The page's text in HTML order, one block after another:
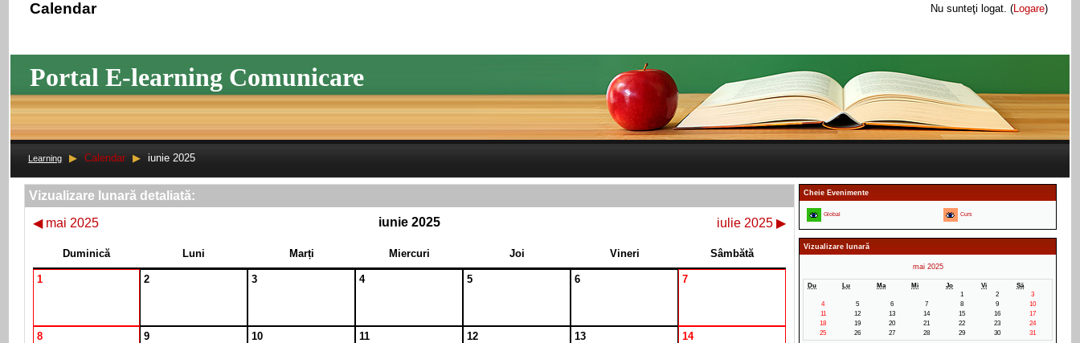
Calendar Nu sunteţi logat. (Logare)
Portal E-learning Comunicare
Learning ▶ Calendar ▶ iunie 2025
Vizualizare lunară detaliată:
◀mai 2025 iunie 2025 iulie 2025 ▶
Duminică Luni Marți Miercuri Joi Vineri Sâmbătă
1 2 3 4 5 6 7
8 9 10 11 12 13 14
Cheie Evenimente
Global Curs
Vizualizare lunară
mai 2025
Du Lu Ma Mi Jo Vi
Sâ
1
2
3
4
5 6 7 8 9
10
11
12 13 14 15 16
17
18
19 20 21 22 23
24
25
26 27 28 29 30 31